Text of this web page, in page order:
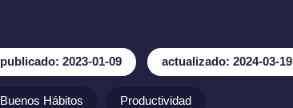
publicado: 2023-01-09 actualizado: 2024-03-19
Buenos Hábitos Productividad